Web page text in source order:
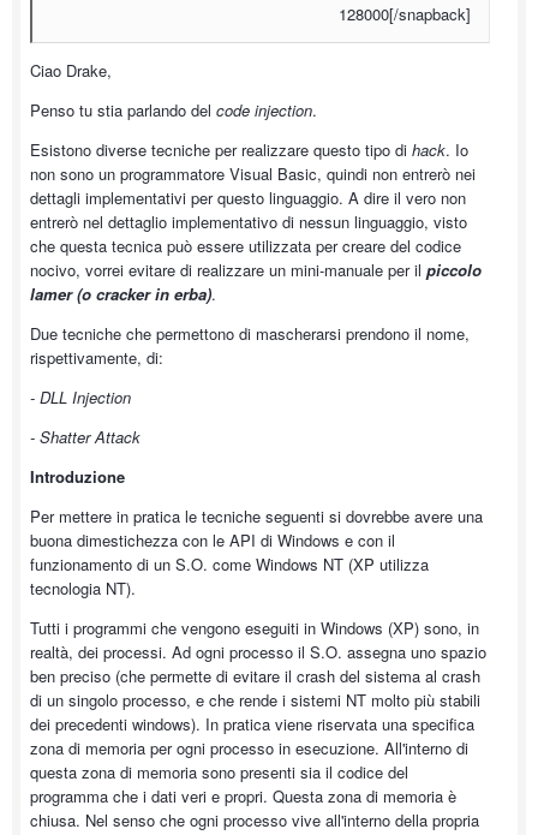
128000[/snapback]
Ciao Drake,
Penso tu stia parlando del code injection.
Esistono diverse tecniche per realizzare questo tipo di hack. Io
non sono un programmatore Visual Basic, quindi non entrerò nei
dettagli implementativi per questo linguaggio. A dire il vero non
entrerò nel dettaglio implementativo di nessun linguaggio, visto
che questa tecnica può essere utilizzata per creare del codice
nocivo, vorrei evitare di realizzare un mini-manuale per il piccolo
lamer (o cracker in erba).
Due tecniche che permettono di mascherarsi prendono il nome,
rispettivamente, di:
- DLL Injection
- Shatter Attack
Introduzione
Per mettere in pratica le tecniche seguenti si dovrebbe avere una
buona dimestichezza con le API di Windows e con il
funzionamento di un S.O. come Windows NT (XP utilizza
tecnologia NT).
Tutti i programmi che vengono eseguiti in Windows (XP) sono, in
realtà, dei processi. Ad ogni processo il S.O. assegna uno spazio
ben preciso (che permette di evitare il crash del sistema al crash
di un singolo processo, e che rende i sistemi NT molto più stabili
dei precedenti windows). In pratica viene riservata una specifica
zona di memoria per ogni processo in esecuzione. All'interno di
questa zona di memoria sono presenti sia il codice del
programma che i dati veri e propri. Questa zona di memoria è
chiusa. Nel senso che ogni processo vive all'interno della propria